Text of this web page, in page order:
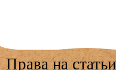
Права на